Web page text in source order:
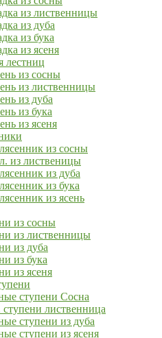
из лиственницы
из дуба
из бука
из ясеня
лестниц
из сосны
из лиственницы
из дуба
из бука
из ясеня
из сосны
из лиственицы
из дуба
из бука
из ясень
из сосны
из лиственницы
из дуба
из бука
из ясеня
ступени Сосна
ступени лиственница
ступени из дуба
ступени из ясеня